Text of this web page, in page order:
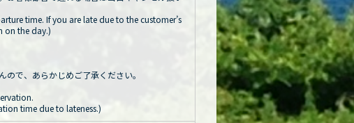
time. If you are late due to the customer’s
on the day.)
で、あらかじめご了承ください。
time due to lateness.)